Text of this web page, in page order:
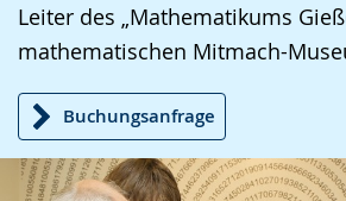
Leiter des „Mathematikums
mathematischen Mitmach-
Buchungsanfrage